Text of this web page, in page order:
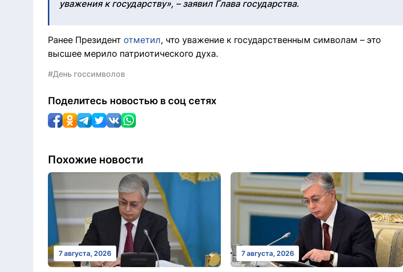
уважения к государству», – заявил Глава государства.
Ранее Президент отметил, что уважение к государственным символам – это
высшее мерило патриотического духа.
#День госсимволов
Поделитесь новостью в соц сетях
Похожие новости
7 августа, 2026 7 августа, 2026